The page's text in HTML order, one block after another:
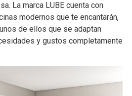
La marca LUBE cuenta con
modernos que te encantarán,
de ellos que se adaptan
y gustos completamente